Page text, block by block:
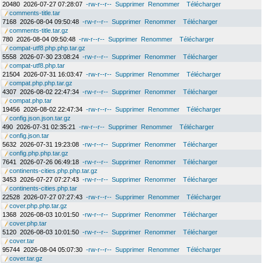
20480 2026-07-27 07:28:07 -rw-r--r-- Supprimer Renommer
Télécharger
comments-title.tar
7168 2026-08-04 09:50:48 -rw-r--r-- Supprimer Renommer
Télécharger
comments-title.tar.gz
780 2026-08-04 09:50:48 -rw-r--r-- Supprimer Renommer
Télécharger
compat-utf8.php.php.tar.gz
5558 2026-07-30 23:08:24 -rw-r--r-- Supprimer Renommer
Télécharger
compat-utf8.php.tar
21504 2026-07-31 16:03:47 -rw-r--r-- Supprimer Renommer
Télécharger
compat.php.php.tar.gz
4307 2026-08-02 22:47:34 -rw-r--r-- Supprimer Renommer
Télécharger
compat.php.tar
19456 2026-08-02 22:47:34 -rw-r--r-- Supprimer Renommer
Télécharger
config.json.json.tar.gz
490 2026-07-31 02:35:21 -rw-r--r-- Supprimer Renommer
Télécharger
config.json.tar
5632 2026-07-31 19:23:08 -rw-r--r-- Supprimer Renommer
Télécharger
config.php.php.tar.gz
7641
2026-07-26 06:49:18 -rw-r--r-- Supprimer Renommer
Télécharger
continents-cities.php.php.tar.gz
3453 2026-07-27 07:27:43 -rw-r--r-- Supprimer Renommer
Télécharger
continents-cities.php.tar
22528 2026-07-27 07:27:43 -rw-r--r-- Supprimer Renommer
Télécharger
cover.php.php.tar.gz
1368 2026-08-03 10:01:50 -rw-r--r-- Supprimer Renommer
Télécharger
cover.php.tar
5120 2026-08-03 10:01:50 -rw-r--r-- Supprimer Renommer
Télécharger
cover.tar
95744 2026-08-04 05:07:30 -rw-r--r-- Supprimer Renommer
Télécharger
cover.tar.gz